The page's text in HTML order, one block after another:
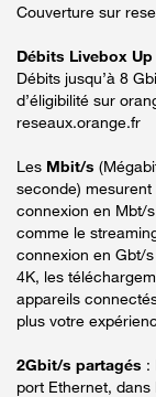
Couverture sur
Débits Livebox
Débits jusqu’à 8
d’éligibilité sur
reseaux.orange.fr
Les Mbit/s
seconde)
connexion en Mbt/
comme le
connexion en Gbt/
4K, les
appareils
plus votre
2Gbit/s partagés :
port Ethernet,